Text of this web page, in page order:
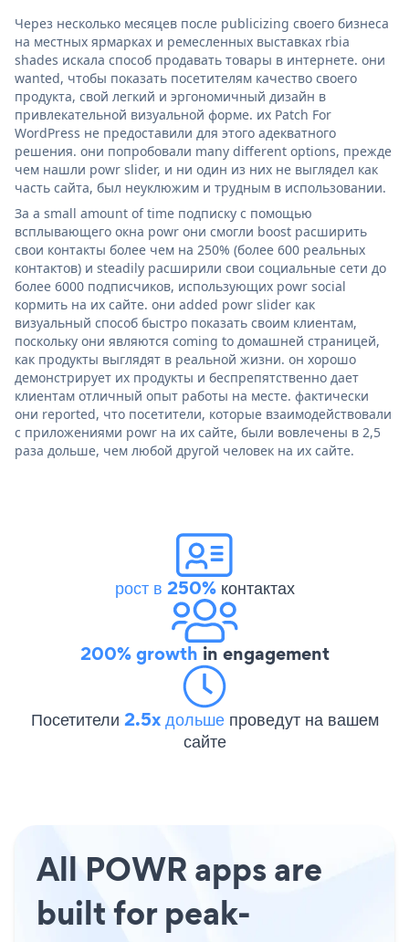
Через несколько месяцев после publicizing своего бизнеса
на местных ярмарках и ремесленных выставках rbia
shades искала способ продавать товары в интернете. они
wanted, чтобы показать посетителям качество своего
продукта, свой легкий и эргономичный дизайн в
привлекательной визуальной форме. их Patch For
WordPress не предоставили для этого адекватного
решения. они попробовали many different options, прежде
чем нашли powr slider, и ни один из них не выглядел как
часть сайта, был неуклюжим и трудным в использовании.
За a small amount of time подписку с помощью
всплывающего окна powr они смогли boost расширить
свои контакты более чем на 250% (более 600 реальных
контактов) и steadily расширили свои социальные сети до
более 6000 подписчиков, использующих powr social
кормить на их сайте. они added powr slider как
визуальный способ быстро показать своим клиентам,
поскольку они являются coming to домашней страницей,
как продукты выглядят в реальной жизни. он хорошо
демонстрирует их продукты и беспрепятственно дает
клиентам отличный опыт работы на месте. фактически
они reported, что посетители, которые взаимодействовали
с приложениями powr на их сайте, были вовлечены в 2,5
раза дольше, чем любой другой человек на их сайте.
рост в 250%контактах
200% growth in engagement
Посетители 2.5x дольше проведут на вашем
сайте
All POWR apps are
built for peak-